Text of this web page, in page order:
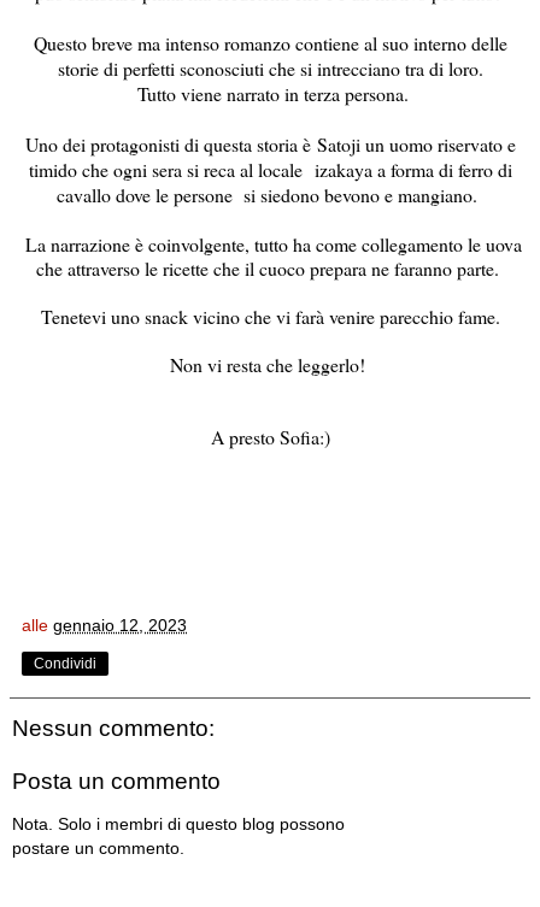
Questo breve ma intenso romanzo contiene al suo interno delle
storie di perfetti sconosciuti che si intrecciano tra di loro.
Tutto viene narrato in terza persona.
Uno dei protagonisti di questa storia è Satoji un uomo riservato e
timido che ogni sera si reca al locale izakaya a forma di ferro di
cavallo dove le persone si siedono bevono e mangiano.
La narrazione è coinvolgente, tutto ha come collegamento le uova
che attraverso le ricette che il cuoco prepara ne faranno parte.
Tenetevi uno snack vicino che vi farà venire parecchio fame.
Non vi resta che leggerlo!
A presto Sofia:)
alle gennaio 12, 2023
Condividi
Nessun commento:
Posta un commento
Nota. Solo i membri di questo blog possono
postare un commento.